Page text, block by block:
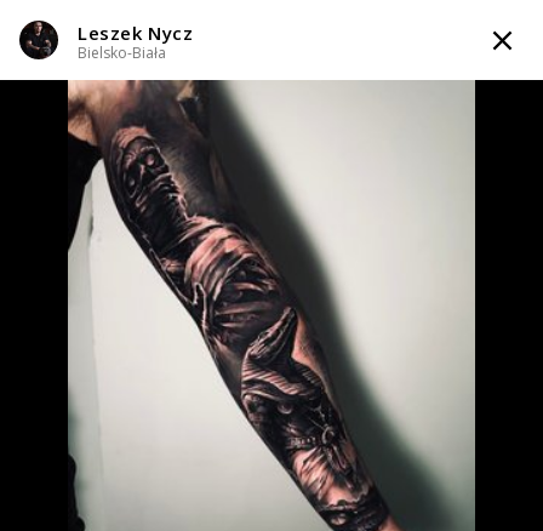
TATTOOARTIST
Leszek Nycz
Bielsko-Biała
Styl tatuażu
Black & Grey / Realizm / Surrealizm / Horror
WIADOMOŚĆ
WZORY TATTOO LIFE
Leszek Nycz
Bielsko-Biała